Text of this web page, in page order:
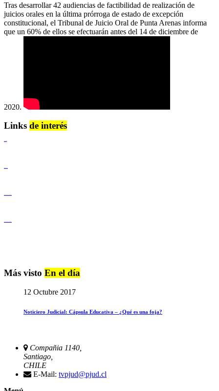
Tras desarrollar 42 audiencias de factibilidad de realización de
juicios orales en la última prórroga de estado de excepción
constitucional, el Tribunal de Juicio Oral de Punta Arenas informa
que un 60% de ellos se efectuarán antes del 14 de diciembre de
2020.
Links de interés
Más visto En el día
12 Octubre 2017
Noticiero Judicial: Cápsula Educativa – ¿Qué es una foja?
Compañia 1140,
Santiago,
CHILE
E-Mail: tvpjud@pjud.cl